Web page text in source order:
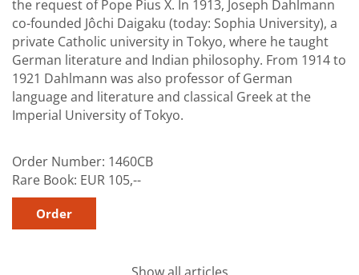
the request of Pope Pius X. In 1913, Joseph Dahlmann
co-founded Jôchi Daigaku (today: Sophia University), a
private Catholic university in Tokyo, where he taught
German literature and Indian philosophy. From 1914 to
1921 Dahlmann was also professor of German
language and literature and classical Greek at the
Imperial University of Tokyo.
Order Number: 1460CB
Rare Book: EUR 105,--